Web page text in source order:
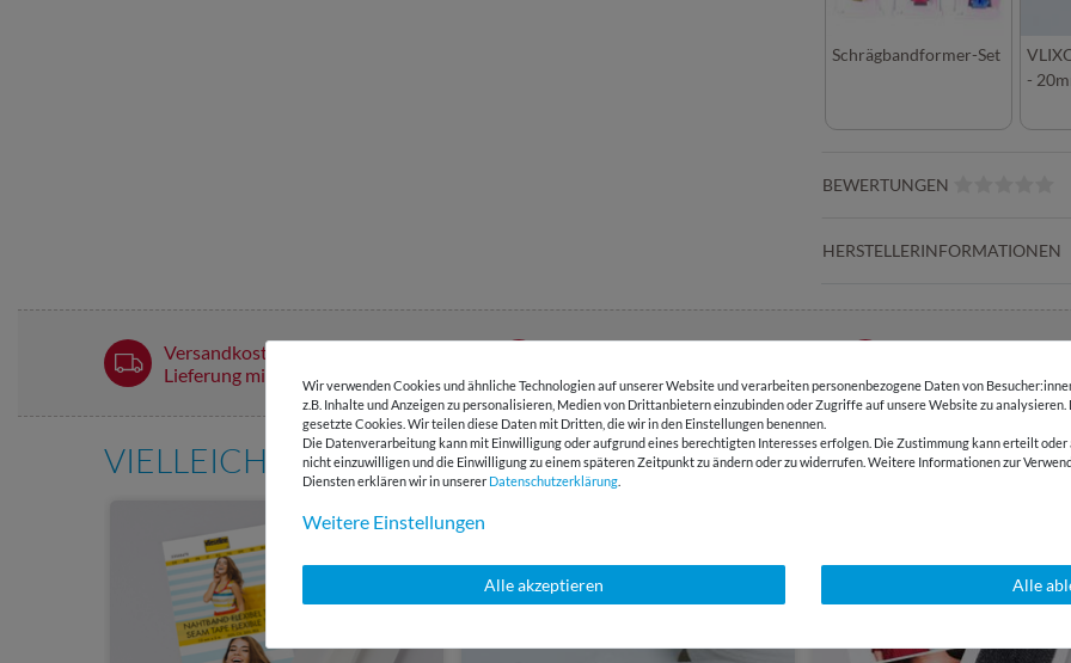
Schrägbandformer-Set
-
BEWERTUNGEN
HERSTELLERINFORMATIONEN
Versandkostenfrei ab 60 € -
Lieferung mit DHL
VIELLEICHT AUCH INTERESSANT
Wir verwenden Cookies und ähnliche Technologien auf unserer Website und verarbeiten personenbezogene Daten von
z.B. Inhalte und Anzeigen zu personalisieren, Medien von Drittanbietern einzubinden oder Zugriffe auf unsere Website zu
gesetzte Cookies. Wir teilen diese Daten mit Dritten, die wir in den Einstellungen benennen.
Die Datenverarbeitung kann mit Einwilligung oder aufgrund eines berechtigten Interesses erfolgen. Die Zustimmung kann erteilt oder
nicht einzuwilligen und die Einwilligung zu einem späteren Zeitpunkt zu ändern oder zu widerrufen. Weitere Informationen zur
Diensten erklären wir in unserer Daten­schutz­erklärung
Weitere Einstellungen
Alle akzeptieren Alle